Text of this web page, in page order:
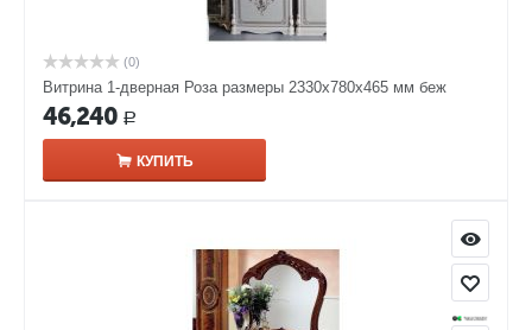
(0)
Витрина 1-дверная Роза размеры 2330x780x465 мм беж
46,240 Р
КУПИТЬ